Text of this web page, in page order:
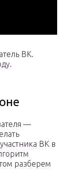
ВК.
—
ВК в
разберем